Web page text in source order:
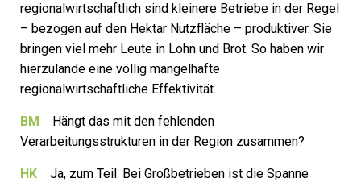
regionalwirtschaftlich sind kleinere Betriebe in der Regel
– bezogen auf den Hektar Nutzfläche – produktiver. Sie
bringen viel mehr Leute in Lohn und Brot. So haben wir
hierzulande eine völlig mangelhafte
regionalwirtschaftliche Effektivität.
BM Hängt das mit den fehlenden
Verarbeitungsstrukturen in der Region zusammen?
HK Ja, zum Teil. Bei Großbetrieben ist die Spanne